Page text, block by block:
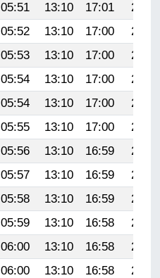
05:51 13:10 17:01
20:20
05:52 13:10 17:00
20:19
05:53 13:10 17:00
20:18
05:54 13:10 17:00
20:17
05:54 13:10 17:00
20:16
05:55 13:10 17:00
20:15
05:56 13:10 16:59
20:14
05:57 13:10 16:59
20:13
05:58 13:10 16:59
20:12
05:59 13:10 16:58
20:11
06:00 13:10 16:58
20:10
06:00 13:10 16:58
20:09